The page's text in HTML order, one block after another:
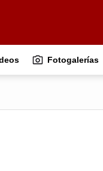
Fotogalerías